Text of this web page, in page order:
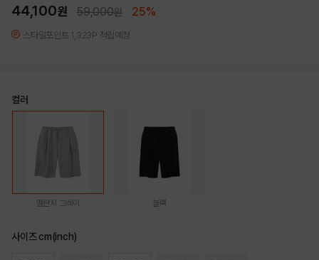
44,100원 59,000원 25%
스타일포인트 1,323P 적립예정
컬러
멜란지 그레이 블랙
사이즈 cm(inch)